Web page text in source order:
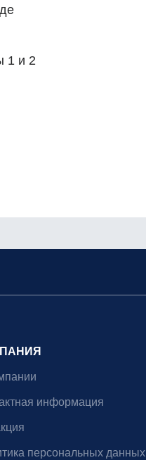
1 и 2
информация
персональных данных